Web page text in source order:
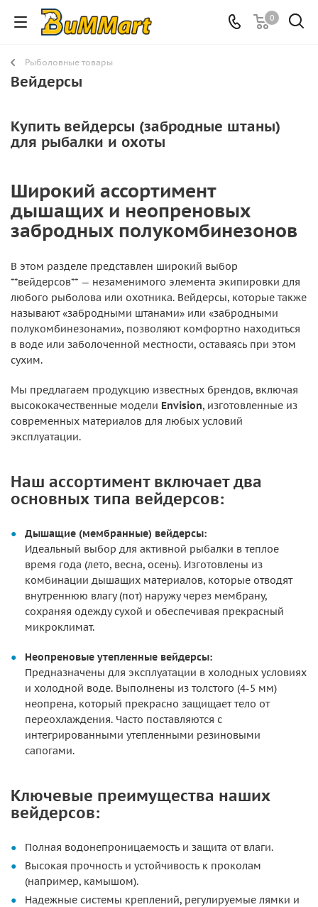
0
Рыболовные товары
Вейдерсы
Купить вейдерсы (забродные штаны)
для рыбалки и охоты
Широкий ассортимент
дышащих и неопреновых
забродных полукомбинезонов
В этом разделе представлен широкий выбор
**вейдерсов** — незаменимого элемента экипировки для
любого рыболова или охотника. Вейдерсы, которые также
называют «забродными штанами» или «забродными
полукомбинезонами», позволяют комфортно находиться
в воде или заболоченной местности, оставаясь при этом
сухим.
Мы предлагаем продукцию известных брендов, включая
высококачественные модели Envision, изготовленные из
современных материалов для любых условий
эксплуатации.
Наш ассортимент включает два
основных типа вейдерсов:
Дышащие (мембранные) вейдерсы:
Идеальный выбор для активной рыбалки в теплое
время года (лето, весна, осень). Изготовлены из
комбинации дышащих материалов, которые отводят
внутреннюю влагу (пот) наружу через мембрану,
сохраняя одежду сухой и обеспечивая прекрасный
микроклимат.
Неопреновые утепленные вейдерсы:
Предназначены для эксплуатации в холодных условиях
и холодной воде. Выполнены из толстого (4-5 мм)
неопрена, который прекрасно защищает тело от
переохлаждения. Часто поставляются с
интегрированными утепленными резиновыми
сапогами.
Ключевые преимущества наших
вейдерсов:
Полная водонепроницаемость и защита от влаги.
Высокая прочность и устойчивость к проколам
(например, камышом).
Надежные системы креплений, регулируемые лямки и